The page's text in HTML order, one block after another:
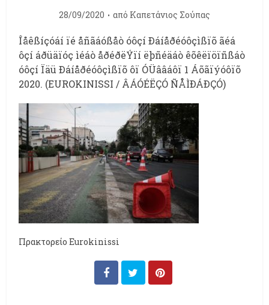
28/09/2020 από Καπετάνιος Σούπας
Îåêßíçóáí ïé åñãáóßåò óôçí Ðáíåðéóôçìßïõ ãéá
ôçí áðüäïóç ìéáò åðéðëÝïí ëþñéäáò êõêëïöïñßáò
óôçí Ïäü Ðáíåðéóôçìßïõ ôï ÓÜââáôï 1 Áõãïýóôïõ
2020. (EUROKINISSI / ÂÁÓÉËÇÓ ÑÅÌÐÁÐÇÓ)
Πρακτορείο Eurokinissi